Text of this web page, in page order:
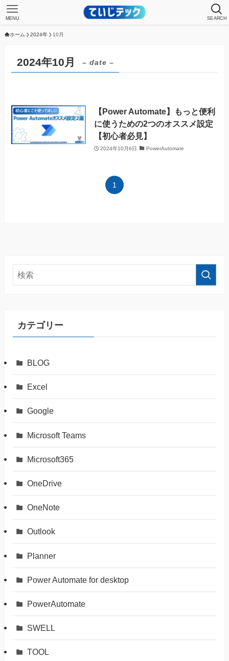
SEARCH
MENU
ホーム 2024年 10月
2024年10月 – date –
【Power Automate】もっと便利
に使うための2つのオススメ設定
【初心者必見】
2024年10月6日 PowerAutomate
1
カテゴリー
BLOG
Excel
Google
Microsoft Teams
Microsoft365
OneDrive
OneNote
Outlook
Planner
Power Automate for desktop
PowerAutomate
SWELL
TOOL